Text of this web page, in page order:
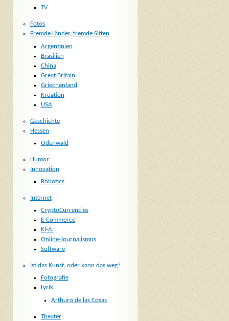
TV
Fotos
Fremde Länder, fremde Sitten
Argentinien
Brasilien
China
Great Britain
Griechenland
Kroation
USA
Geschichte
Hessen
Odenwald
Humor
Innovation
Robotics
Internet
CryptoCurrencies
E-Commerce
KI-AI
Online-Journalismus
Software
Ist das Kunst, oder kann das weg?
Fotografie
Lyrik
Arthuro de las Cosas
Theater